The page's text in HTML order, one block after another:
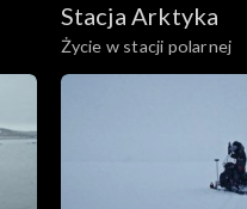
Stacja Arktyka
Życie w stacji polarnej